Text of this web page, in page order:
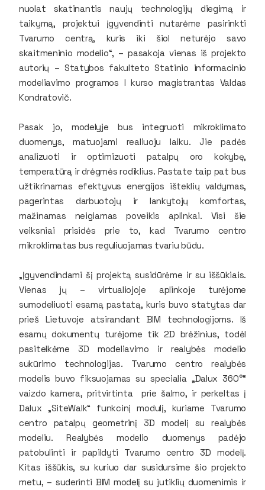
nuolat skatinantis naujų technologijų diegimą ir
taikymą, projektui įgyvendinti nutarėme pasirinkti
Tvarumo centrą, kuris iki šiol neturėjo savo
skaitmeninio modelio“, – pasakoja vienas iš projekto
autorių – Statybos fakulteto Statinio informacinio
modeliavimo programos I kurso magistrantas Valdas
Kondratovič.
Pasak jo, modelyje bus integruoti mikroklimato
duomenys, matuojami realiuoju laiku. Jie padės
analizuoti ir optimizuoti patalpų oro kokybę,
temperatūrą ir drėgmės rodiklius. Pastate taip pat bus
užtikrinamas efektyvus energijos išteklių valdymas,
pagerintas darbuotojų ir lankytojų komfortas,
mažinamas neigiamas poveikis aplinkai. Visi šie
veiksniai prisidės prie to, kad Tvarumo centro
mikroklimatas bus reguliuojamas tvariu būdu.
„Įgyvendindami šį projektą susidūrėme ir su iššūkiais.
Vienas jų – virtualiojoje aplinkoje turėjome
sumodeliuoti esamą pastatą, kuris buvo statytas dar
prieš Lietuvoje atsirandant BIM technologijoms. Iš
esamų dokumentų turėjome tik 2D brėžinius, todėl
pasitelkėme 3D modeliavimo ir realybės modelio
sukūrimo technologijas. Tvarumo centro realybės
modelis buvo fiksuojamas su specialia „Dalux 360°“
vaizdo kamera, pritvirtinta prie šalmo, ir perkeltas į
Dalux „SiteWalk“ funkcinį modulį, kuriame Tvarumo
centro patalpų geometrinį 3D modelį su realybės
modeliu. Realybės modelio duomenys padėjo
patobulinti ir papildyti Tvarumo centro 3D modelį.
Kitas iššūkis, su kuriuo dar susidursime šio projekto
metu, – suderinti BIM modelį su jutiklių duomenimis ir